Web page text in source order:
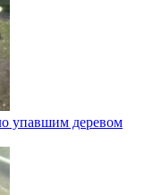
упавшим деревом